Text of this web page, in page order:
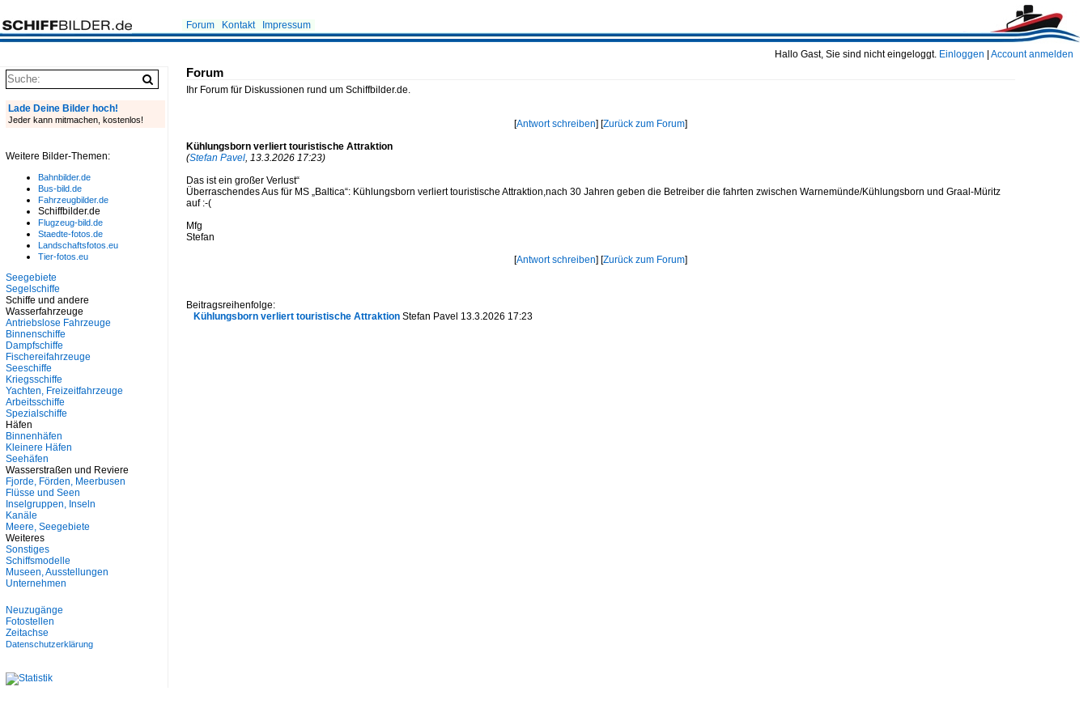
Hallo Gast, Sie sind nicht eingeloggt. Einloggen Account anmelden
Forum Kontakt Impressum
Forum
Ihr Forum für Diskussionen rund um Schiffbilder.de.
[Antwort schreiben] [Zurück zum Forum]
Kühlungsborn verliert touristische Attraktion
(Stefan Pavel, 13.3.2026 17:23)
Das ist ein großer Verlust“
Überraschendes Aus für MS „Baltica“: Kühlungsborn verliert touristische Attraktion,nach 30 Jahren geben die Betreiber die fahrten zwischen Warnemünde/Kühlungsborn und Graal-Müritz
auf :-(
Mfg
Stefan
[Antwort schreiben] [Zurück zum Forum]
Beitragsreihenfolge:
Kühlungsborn verliert touristische Attraktion Stefan Pavel 13.3.2026 17:23
Lade Deine Bilder hoch!
Jeder kann mitmachen, kostenlos!
Weitere Bilder-Themen:
Bahnbilder.de
Bus-bild.de
Fahrzeugbilder.de
Schiffbilder.de
Flugzeug-bild.de
Staedte-fotos.de
Landschaftsfotos.eu
Tier-fotos.eu
Seegebiete
Segelschiffe
Schiffe und andere
Wasserfahrzeuge
Antriebslose Fahrzeuge
Binnenschiffe
Dampfschiffe
Fischereifahrzeuge
Seeschiffe
Kriegsschiffe
Yachten, Freizeitfahrzeuge
Arbeitsschiffe
Spezialschiffe
Häfen
Binnenhäfen
Kleinere Häfen
Seehäfen
Wasserstraßen und Reviere
Fjorde, Förden, Meerbusen
Flüsse und Seen
Inselgruppen, Inseln
Kanäle
Meere, Seegebiete
Weiteres
Sonstiges
Schiffsmodelle
Museen, Ausstellungen
Unternehmen
Neuzugänge
Fotostellen
Zeitachse
Datenschutzerklärung